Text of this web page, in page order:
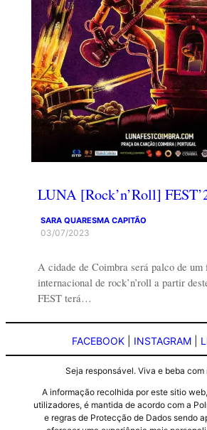
LUNA [Rock’n’Roll]
SARA QUARESMA CAPITÃO
03/07/2023
A cidade de Coimbra será palco de um
internacional de rock’n’roll a partir
FEST terá…
FACEBOOK INSTAGRAM
Seja responsável. Viva e beba com
A informação recolhida por este sitio
utilizadores, é mantida de acordo com a
e regras de Protecção de Dados sendo